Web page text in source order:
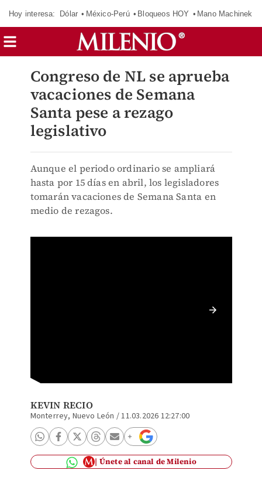
Hoy interesa: Dólar México-Perú Bloqueos HOY Mano Machinek
Congreso de NL se aprueba
vacaciones de Semana
Santa pese a rezago
legislativo
Aunque el periodo ordinario se ampliará
hasta por 15 días en abril, los legisladores
tomarán vacaciones de Semana Santa en
medio de rezagos.
KEVIN RECIO
Monterrey, Nuevo León /11.03.2026 12:27:00
Únete al canal de Milenio